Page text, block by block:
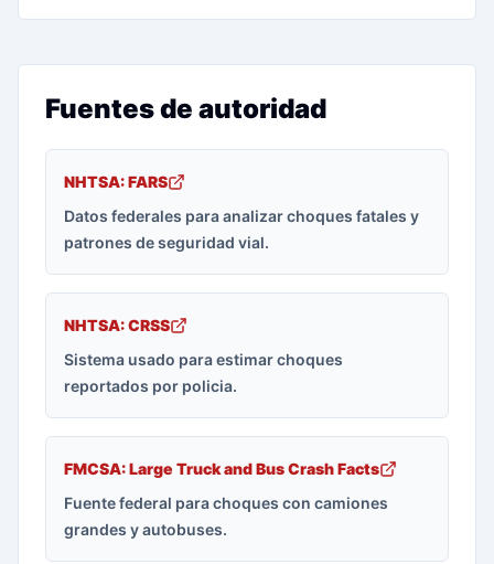
Fuentes de autoridad
NHTSA: FARS
Datos federales para analizar choques fatales y
patrones de seguridad vial.
NHTSA: CRSS
Sistema usado para estimar choques
reportados por policia.
FMCSA: Large Truck and Bus Crash Facts
Fuente federal para choques con camiones
grandes y autobuses.